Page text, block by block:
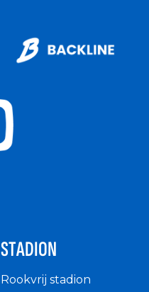
STADION
Rookvrij stadion